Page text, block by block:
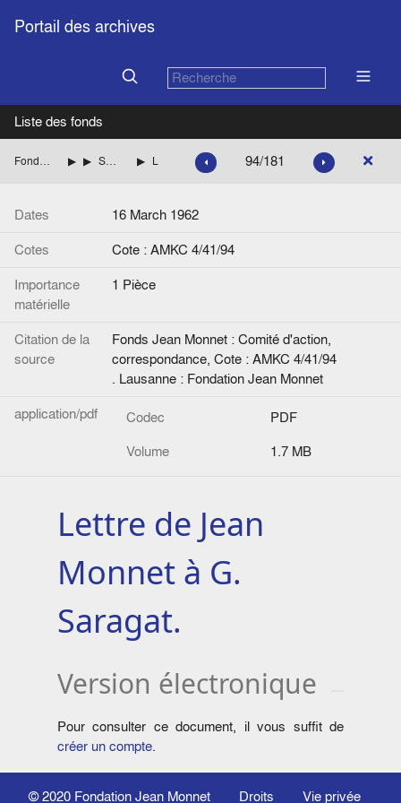
Portail des archives
Liste des fonds
Fonds Jean Monnet : Comité d'action, correspondance ITALIE
SARAGAT Giuseppe (Parti socialiste démocratique italien, PSDI) Liste des èces 94/181
Dates
16 March 1962
Cotes
Cote : AMKC 4/41/94
Importance
matérielle
1 Pièce
Citation de la
source
Fonds Jean Monnet : Comité d'action,
correspondance, Cote : AMKC 4/41/94
. Lausanne : Fondation Jean Monnet
application/pdf
Codec
PDF
Volume
1.7 MB
Lettre de Jean
Monnet à G.
Saragat.
Version électronique
Pour consulter ce document, il vous suffit de
créer un compte.
© 2020 Fondation Jean Monnet Droits Vie privée